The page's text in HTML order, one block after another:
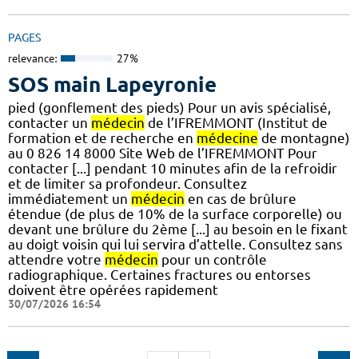
PAGES
relevance: 27%
SOS main Lapeyronie
pied (gonflement des pieds) Pour un avis spécialisé,
contacter un médecin de l’IFREMMONT (Institut de
formation et de recherche en médecine de montagne)
au 0 826 14 8000 Site Web de l’IFREMMONT Pour
contacter [...] pendant 10 minutes afin de la refroidir
et de limiter sa profondeur. Consultez
immédiatement un médecin en cas de brûlure
étendue (de plus de 10% de la surface corporelle) ou
devant une brûlure du 2ème [...] au besoin en le fixant
au doigt voisin qui lui servira d’attelle. Consultez sans
attendre votre médecin pour un contrôle
radiographique. Certaines fractures ou entorses
doivent être opérées rapidement
30/07/2026 16:54